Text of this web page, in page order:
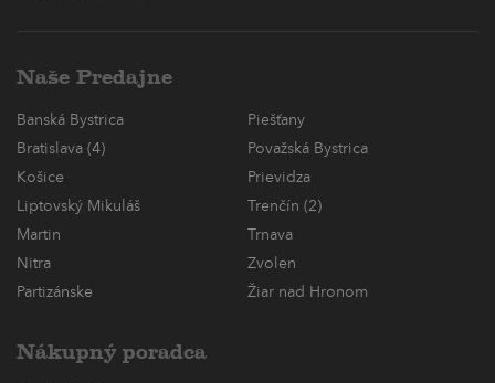
Naše Predajne
Banská Bystrica
Piešťany
Bratislava (4)
Považská Bystrica
Košice
Prievidza
Liptovský Mikuláš
Trenčín (2)
Martin
Trnava
Nitra
Zvolen
Partizánske
Žiar nad Hronom
Nákupný poradca